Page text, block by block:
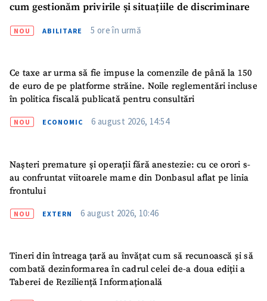
cum gestionăm privirile și situațiile de discriminare
NOU ABILITARE 5 ore în urmă
Ce taxe ar urma să fie impuse la comenzile de până la 150
de euro de pe platforme străine. Noile reglementări incluse
în politica fiscală publicată pentru consultări
NOU ECONOMIC 6 august 2026, 14:54
Nașteri premature și operații fără anestezie: cu ce orori s-
au confruntat viitoarele mame din Donbasul aflat pe linia
frontului
NOU EXTERN 6 august 2026, 10:46
Tineri din întreaga țară au învățat cum să recunoască și să
combată dezinformarea în cadrul celei de-a doua ediții a
Taberei de Reziliență Informațională
ȘTIREA MEA
Link media
+ Link media